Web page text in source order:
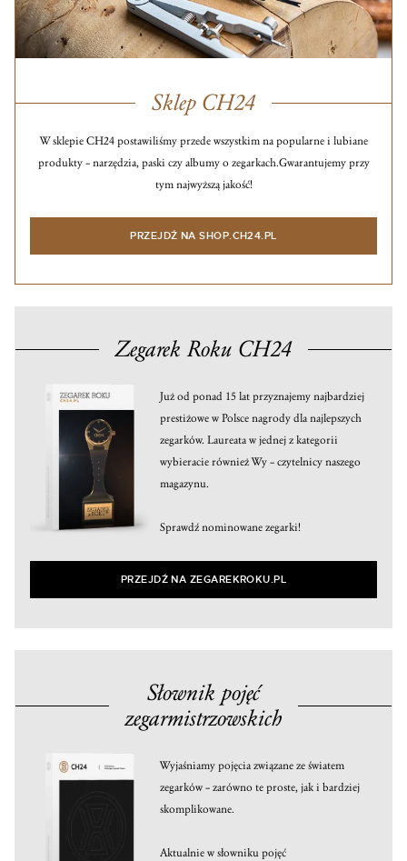
Sklep CH24
W sklepie CH24 postawiliśmy przede wszystkim na popularne i lubiane
produkty – narzędzia, paski czy albumy o zegarkach.Gwarantujemy przy
tym najwyższą jakość!
PRZEJDŹ NA SHOP.CH24.PL
Zegarek Roku CH24
Już od ponad 15 lat przyznajemy najbardziej
prestiżowe w Polsce nagrody dla najlepszych
zegarków. Laureata w jednej z kategorii
wybieracie również Wy – czytelnicy naszego
magazynu.
Sprawdź nominowane zegarki!
PRZEJDŹ NA ZEGAREKROKU.PL
Słownik pojęć
zegarmistrzowskich
Wyjaśniamy pojęcia związane ze światem
zegarków – zarówno te proste, jak i bardziej
skomplikowane.
Aktualnie w słowniku pojęć